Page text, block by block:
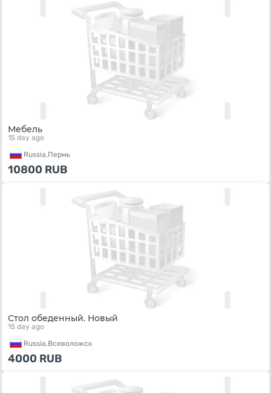
Мебель
15 day ago
Russia,Пермь
10800 RUB
Стол обеденный. Новый
15 day ago
Russia,Всеволожск
4000 RUB